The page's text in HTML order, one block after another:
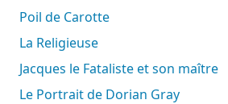
Poil de Carotte
La Religieuse
Jacques le Fataliste et son maître
Le Portrait de Dorian Gray